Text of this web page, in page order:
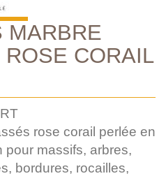
MARBRE
CORAIL
rose corail perlée en
pour massifs, arbres,
bordures, rocailles,